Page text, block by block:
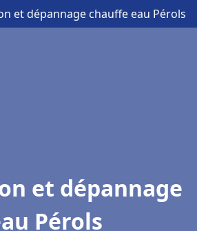
et dépannage chauffe eau Pérols
et dépannage
Pérols